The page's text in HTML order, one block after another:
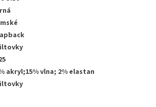
akryl;15% vlna; 2% elastan